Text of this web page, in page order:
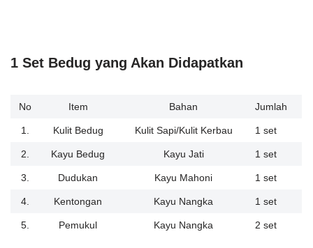
1 Set Bedug yang Akan Didapatkan
No Item Bahan Jumlah
1. Kulit Bedug Kulit Sapi/Kulit Kerbau 1 set
2. Kayu Bedug Kayu Jati 1 set
3. Dudukan Kayu Mahoni 1 set
4. Kentongan Kayu Nangka 1 set
5. Pemukul Kayu Nangka 2 set